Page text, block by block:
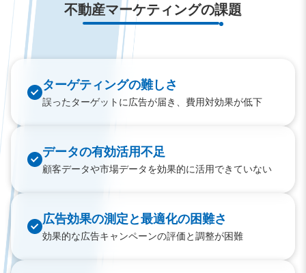
不動産マーケティングの課題
ターゲティングの難しさ
誤ったターゲットに広告が届き、費用対効果が低下
データの有効活用不足
顧客データや市場データを効果的に活用できていない
広告効果の測定と最適化の困難さ
効果的な広告キャンペーンの評価と調整が困難